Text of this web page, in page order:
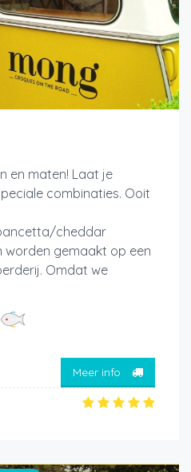
en maten! Laat je
combinaties. Ooit
cheddar
worden gemaakt op een
Omdat we
Meer info